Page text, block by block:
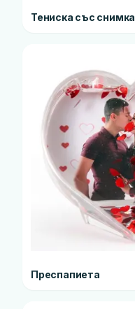
Тениска със снимка
Преспапиета